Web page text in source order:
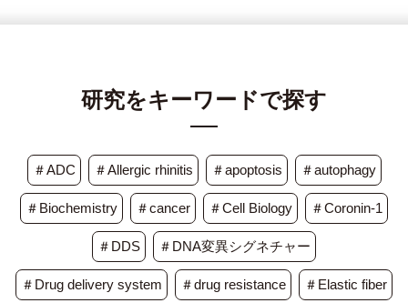
研究をキーワードで探す
＃ADC ＃Allergic rhinitis ＃apoptosis ＃autophagy
＃Biochemistry ＃cancer ＃Cell Biology ＃Coronin-1
＃DDS ＃DNA変異シグネチャー
＃Drug delivery system ＃drug resistance ＃Elastic fiber